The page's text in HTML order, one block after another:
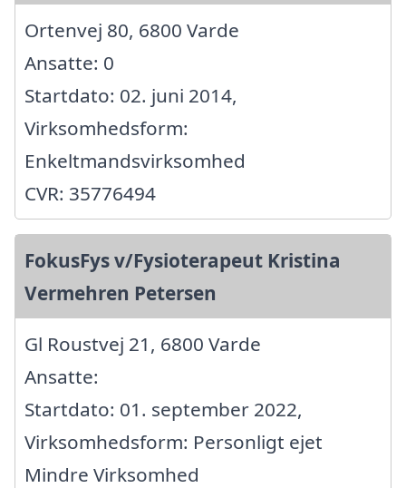
Ortenvej 80, 6800 Varde
Ansatte: 0
Startdato: 02. juni 2014,
Virksomhedsform:
Enkeltmandsvirksomhed
CVR: 35776494
FokusFys v/Fysioterapeut Kristina
Vermehren Petersen
Gl Roustvej 21, 6800 Varde
Ansatte:
Startdato: 01. september 2022,
Virksomhedsform: Personligt ejet
Mindre Virksomhed